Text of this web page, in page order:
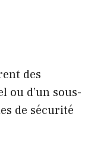
des
ou d’un sous-
de sécurité